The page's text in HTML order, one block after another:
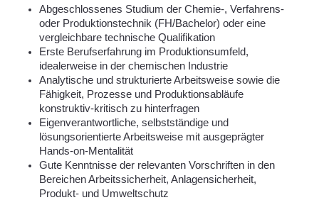
Abgeschlossenes Studium der Chemie-, Verfahrens-
oder Produktionstechnik (FH/Bachelor) oder eine
vergleichbare technische Qualifikation
Erste Berufserfahrung im Produktionsumfeld,
idealerweise in der chemischen Industrie
Analytische und strukturierte Arbeitsweise sowie die
Fähigkeit, Prozesse und Produktionsabläufe
konstruktiv-kritisch zu hinterfragen
Eigenverantwortliche, selbstständige und
lösungsorientierte Arbeitsweise mit ausgeprägter
Hands-on-Mentalität
Gute Kenntnisse der relevanten Vorschriften in den
Bereichen Arbeitssicherheit, Anlagensicherheit,
Produkt- und Umweltschutz